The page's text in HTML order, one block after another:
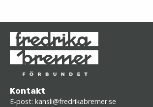
Kontakt
E-post: kansli@fredrikabremer.se